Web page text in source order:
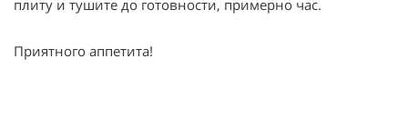
плиту и тушите до готовности, примерно час.
Приятного аппетита!